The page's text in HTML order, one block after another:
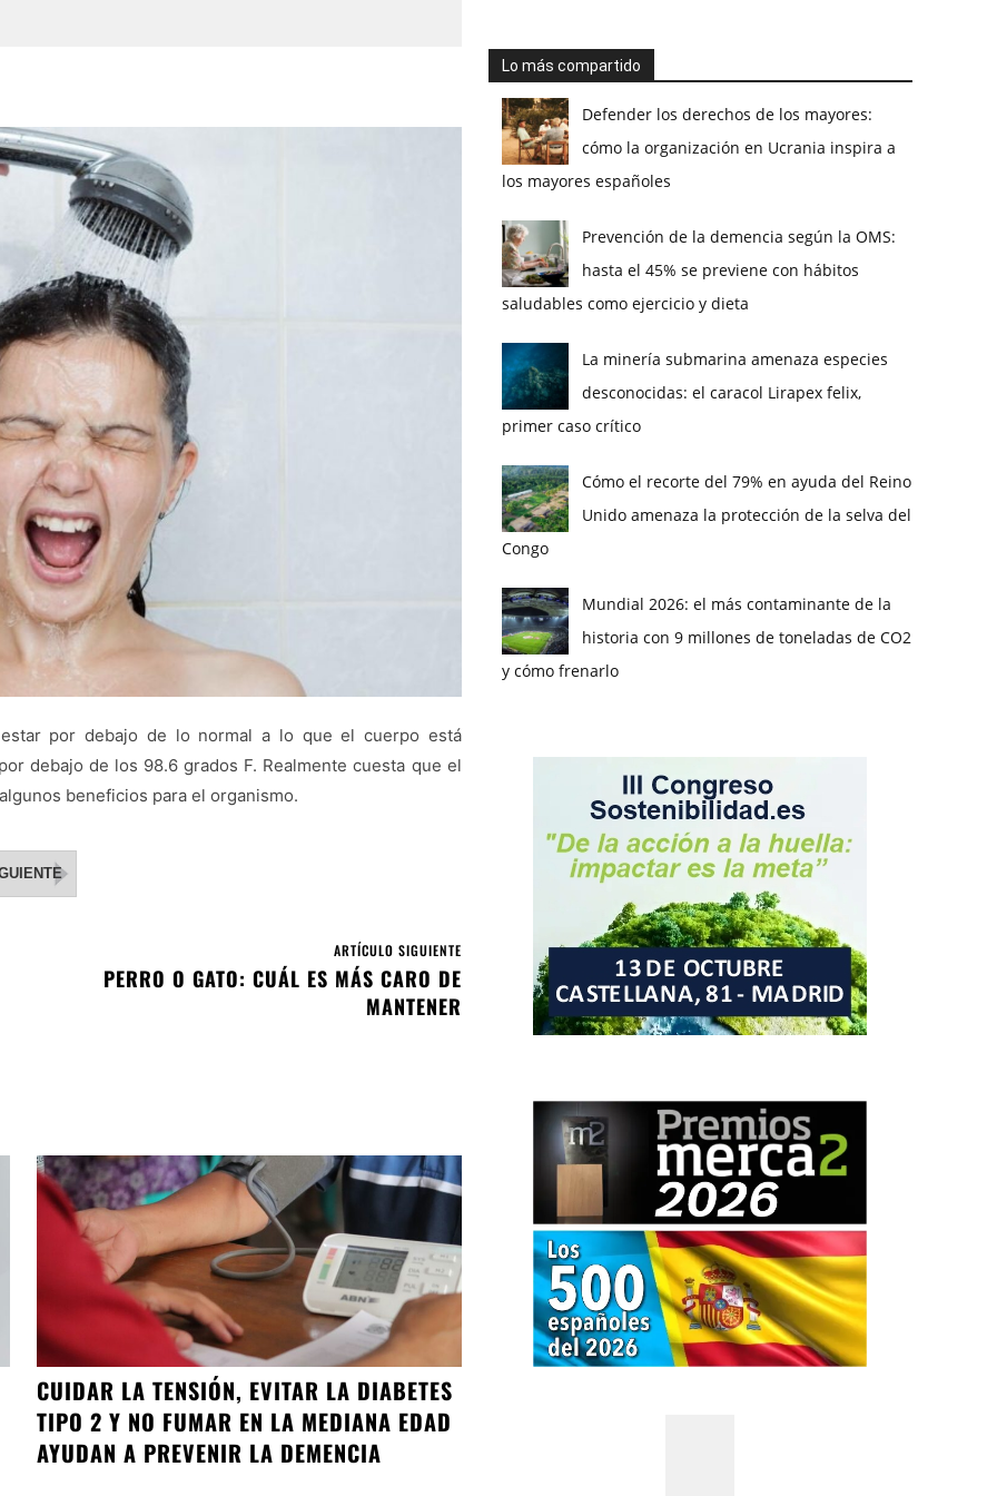
por debajo de lo normal a lo que el cuerpo está
debajo de los 98.6 grados F. Realmente cuesta que el
beneficios para el organismo.
ARTÍCULO SIGUIENTE
PERRO O GATO: CUÁL ES MÁS CARO DE
MANTENER
CUIDAR LA TENSIÓN, EVITAR LA DIABETES
TIPO 2 Y NO FUMAR EN LA MEDIANA EDAD
AYUDAN A PREVENIR LA DEMENCIA
Lo más compartido
Defender los derechos de los mayores:
cómo la organización en Ucrania inspira a
los mayores españoles
Prevención de la demencia según la OMS:
hasta el 45% se previene con hábitos
saludables como ejercicio y dieta
La minería submarina amenaza especies
desconocidas: el caracol Lirapex felix,
primer caso crítico
Cómo el recorte del 79% en ayuda del Reino
Unido amenaza la protección de la selva del
Congo
Mundial 2026: el más contaminante de la
historia con 9 millones de toneladas de CO2
y cómo frenarlo